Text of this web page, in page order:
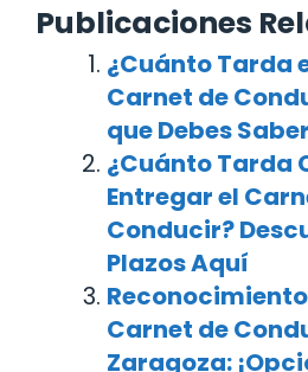
Publicaciones
¿Cuánto Tarda
Carnet de
que Debes Saber
¿Cuánto Tarda
Entregar el
Conducir?
Plazos Aquí
Carnet de
Zaragoza: